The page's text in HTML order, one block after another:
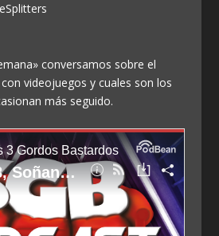
conversamos sobre el
videojuegos y cuales son los
más seguido.